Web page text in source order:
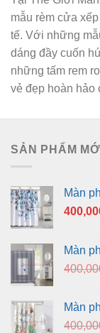
mẫu rèm cửa
tế. Với những
dáng đầy cuốn
những tấm rem
vẻ đẹp hoàn hảo
SẢN PHẨM MỚI
Màn
Màn
Màn